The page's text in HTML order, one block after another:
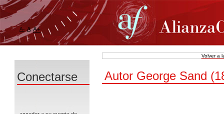
Volver a
Autor George Sand
A- A A+
Conectarse